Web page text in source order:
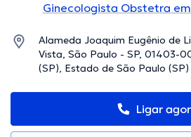
Ginecologista Obstetra em
Alameda Joaquim Eugênio de
Vista, São Paulo - SP, 01403-
(SP), Estado de São Paulo (SP)
Ligar